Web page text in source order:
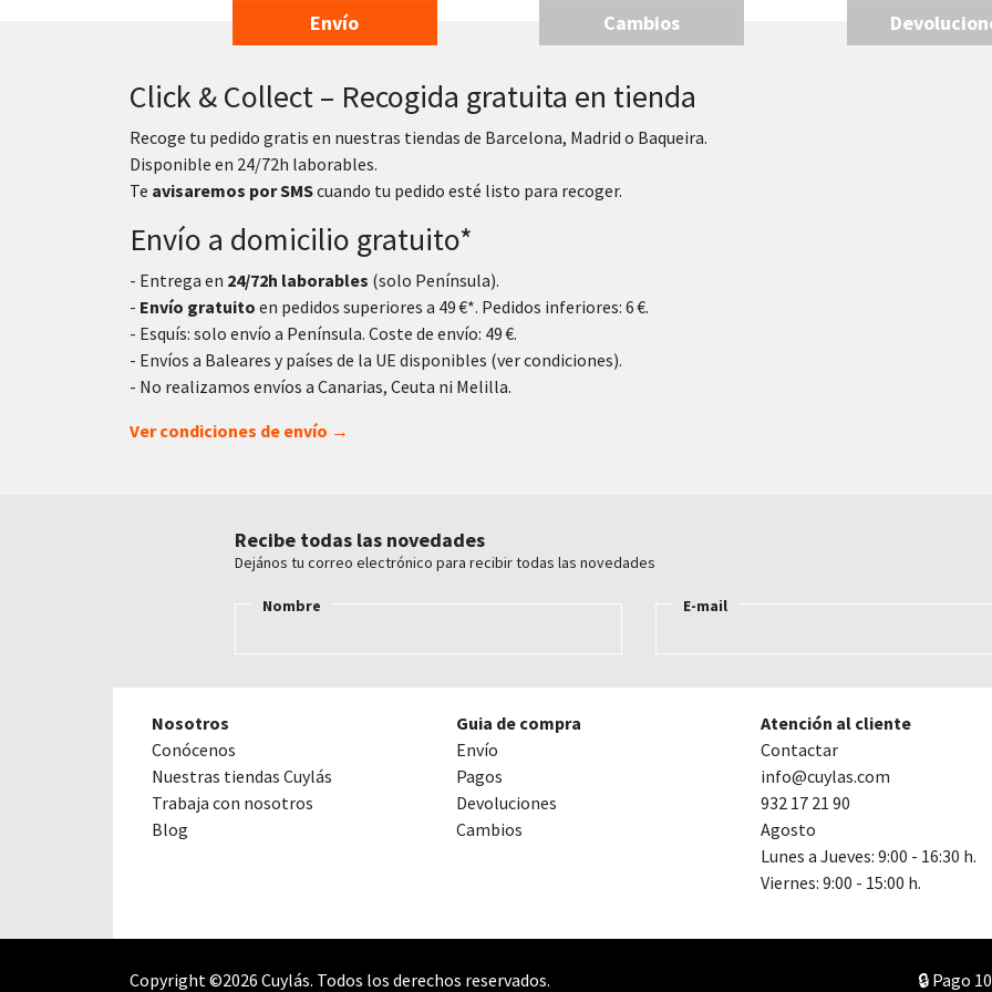
Envío Cambios
Click & Collect – Recogida gratuita en tienda
Recoge tu pedido gratis en nuestras tiendas de Barcelona, Madrid o Baqueira.
Disponible en 24/72h laborables.
Te avisaremos por SMScuando tu pedido esté listo para recoger.
Envío a domicilio gratuito*
- Entrega en 24/72h laborables (solo Península).
- Envío gratuito en pedidos superiores a 49 €*. Pedidos inferiores: 6 €.
- Esquís: solo envío a Península. Coste de envío: 49 €.
- Envíos a Baleares y países de la UE disponibles (ver condiciones).
- No realizamos envíos a Canarias, Ceuta ni Melilla.
Ver condiciones de envío →
Recibe todas las novedades
Dejános tu correo electrónico para recibir todas las novedades
Nombre E-mail
Nosotros
Conócenos
Nuestras tiendas Cuylás
Trabaja con nosotros
Blog
Guia de compra
Envío
Pagos
Devoluciones
Cambios
Atención al cliente
Contactar
info@cuylas.com
932 17 21 90
Agosto
Lunes a Jueves: 9:00 - 16:30 h.
Viernes: 9:00 - 15:00 h.
Copyright ©2026 Cuylás. Todos los derechos reservados. 🔒 Pago